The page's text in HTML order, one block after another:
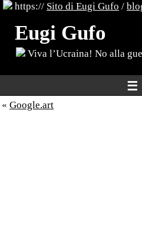
https:// Sito di Eugi Gufo /
Eugi Gufo
Viva l’Ucraina! No alla
☰
« Google.art